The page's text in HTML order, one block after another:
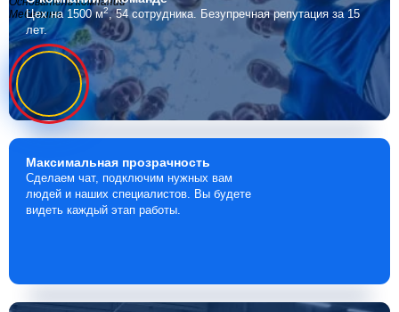
Мебелино
Цех на 1500 м2, 54 сотрудника. Безупречная репутация за 15
лет.
Максимальная прозрачность
Сделаем чат, подключим нужных вам
людей и наших специалистов. Вы будете
видеть каждый этап работы.